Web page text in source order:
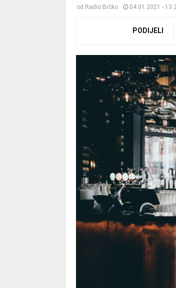
od Radio Brčko 04.01.2021 -
PODIJELI